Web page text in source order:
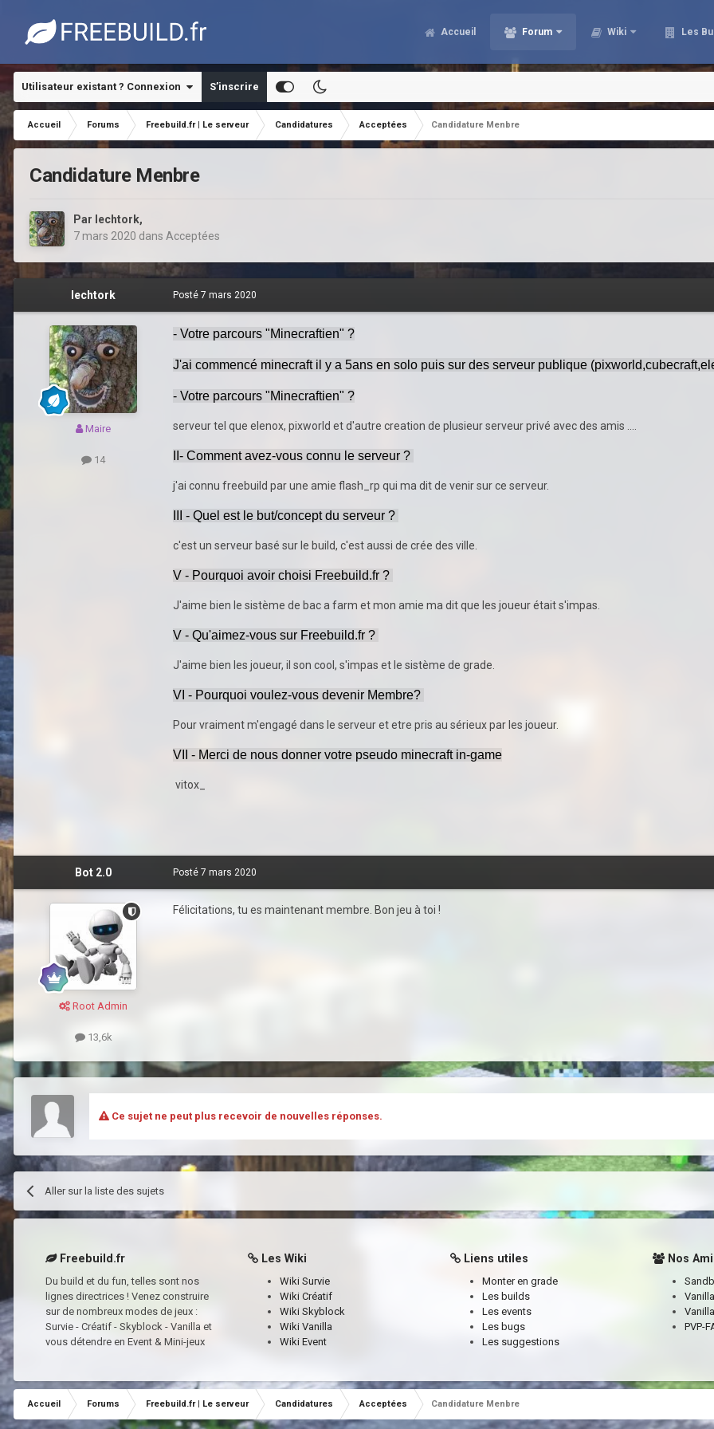
Accueil Forum Wiki Les
Utilisateur existant ? Connexion S’inscrire
Accueil Forums Freebuild.fr | Le serveur Candidatures Acceptées Candidature Menbre
Candidature Menbre
Par lechtork,
7 mars 2020 dans Acceptées
lechtork
Maire
14
Posté 7 mars 2020
- Votre parcours "Minecraftien" ?
J'ai commencé minecraft il y a 5ans en solo puis sur des serveur publique
- Votre parcours "Minecraftien" ?
serveur tel que elenox, pixworld et d'autre creation de plusieur serveur privé avec des amis ....
- Comment avez-vous connu le serveur ?
j'ai connu freebuild par une amie flash_rp qui ma dit de venir sur ce serveur.
III - Quel est le but/concept du serveur ?
c'est un serveur basé sur le build, c'est aussi de crée des ville.
V - Pourquoi avoir choisi Freebuild.fr ?
J'aime bien le sistème de bac a farm et mon amie ma dit que les joueur était s'impas.
V - Qu'aimez-vous sur Freebuild.fr ?
J'aime bien les joueur, il son cool, s'impas et le sistème de grade.
VI - Pourquoi voulez-vous devenir Membre?
Pour vraiment m'engagé dans le serveur et etre pris au sérieux par les joueur.
VII - Merci de nous donner votre pseudo minecraft in-game
vitox_
Bot 2.0
Root Admin
13,6k
Posté 7 mars 2020
Félicitations, tu es maintenant membre. Bon jeu à toi !
Ce sujet ne peut plus recevoir de nouvelles réponses.
Aller sur la liste des sujets
Freebuild.fr
Du build et du fun, telles sont nos
lignes directrices ! Venez construire
sur de nombreux modes de jeux :
Survie - Créatif - Skyblock - Vanilla et
vous détendre en Event & Mini-jeux
Les Wiki
Wiki Survie
Wiki Créatif
Wiki Skyblock
Wiki Vanilla
Wiki Event
Liens utiles
Monter en grade
Les builds
Les events
Les bugs
Les suggestions
Nos
PVP-
Accueil Forums Freebuild.fr | Le serveur Candidatures Acceptées Candidature Menbre